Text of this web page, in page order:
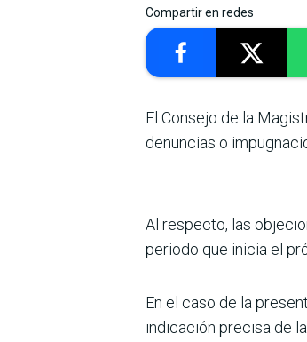
Compartir en redes
El Consejo de la
denuncias o
Al respecto, las
periodo que inicia el
En el caso de la
indicación precisa de